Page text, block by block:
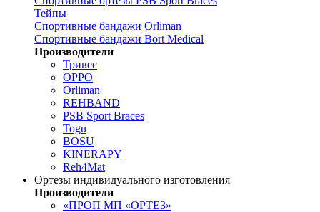
Тейпы
Спортивные бандажи Orliman
Спортивные бандажи Bort Medical
Производители
Тривес
OPPO
Orliman
REHBAND
PSB Sport Braces
Togu
BOSU
KINERAPY
Reh4Mat
Ортезы индивидуального изготовления
Производители
«ПРОП МП «ОРТЕЗ»